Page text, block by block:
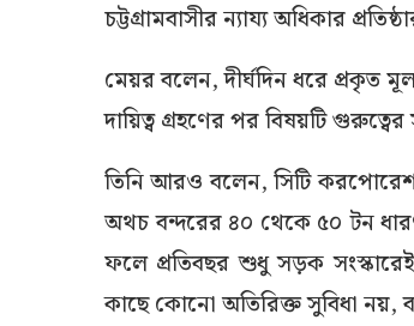
চট্টগ্রামবাসীর ন্যায্য অধিকার
মেয়র বলেন, দীর্ঘদিন ধরে প্রকৃত
দায়িত্ব গ্রহণের পর বিষয়টি
তিনি আরও বলেন, সিটি
অথচ বন্দরের ৪০ থেকে ৫০ টন
ফলে প্রতিবছর শুধু সড়ক
কাছে কোনো অতিরিক্ত সুবিধা নয়,